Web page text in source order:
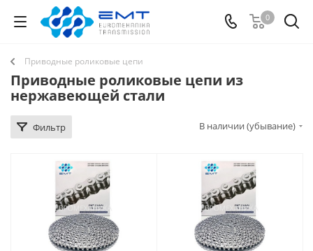
0
Приводные роликовые цепи
Приводные роликовые цепи из
нержавеющей стали
Фильтр В наличии (убывание)